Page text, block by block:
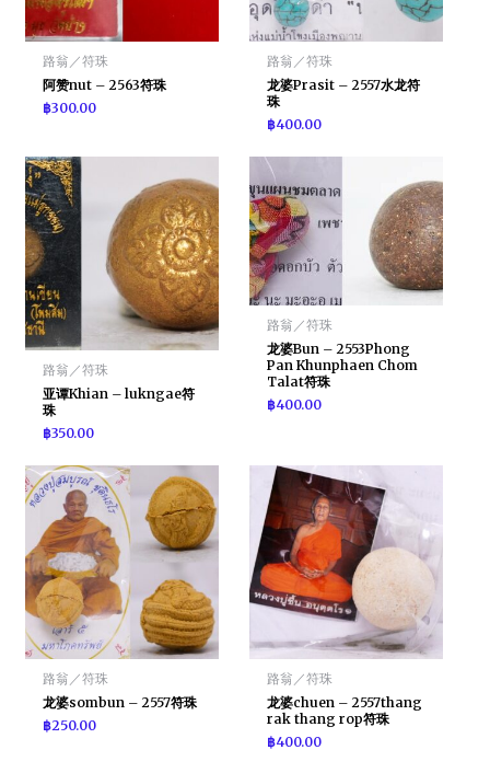
路翁／符珠
阿赞nut – 2563符珠
฿300.00
路翁／符珠
龙婆Prasit – 2557水龙符
珠
฿400.00
路翁／符珠
亚谭Khian – lukngae符
珠
฿350.00
路翁／符珠
龙婆Bun – 2553Phong
Pan Khunphaen Chom
Talat符珠
฿400.00
路翁／符珠
龙婆sombun – 2557符珠
฿250.00
路翁／符珠
龙婆chuen – 2557thang
rak thang rop符珠
฿400.00